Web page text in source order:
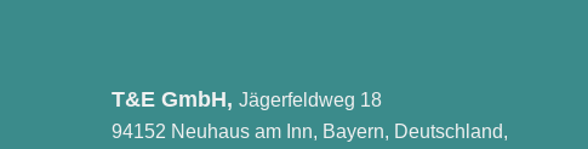
T&E GmbH, Jägerfeldweg 18
94152 Neuhaus am Inn, Bayern, Deutschland,